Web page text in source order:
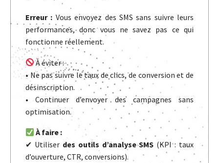
Erreur : Vous envoyez des SMS sans suivre leurs
performances, donc vous ne savez pas ce qui
fonctionne réellement.
À éviter :
• Ne pas suivre le taux de clics, de conversion et de
désinscription.
• Continuer d’envoyer des campagnes sans
optimisation.
À faire :
✔ Utiliser des outils d’analyse SMS (KPI : taux
d’ouverture, CTR, conversions).